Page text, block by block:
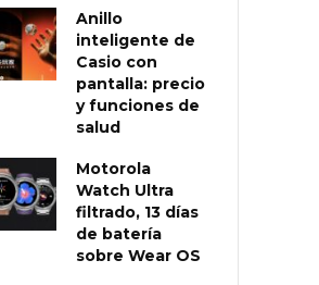
Anillo
inteligente de
Casio con
pantalla: precio
y funciones de
salud
Motorola
Watch Ultra
filtrado, 13 días
de batería
sobre Wear OS